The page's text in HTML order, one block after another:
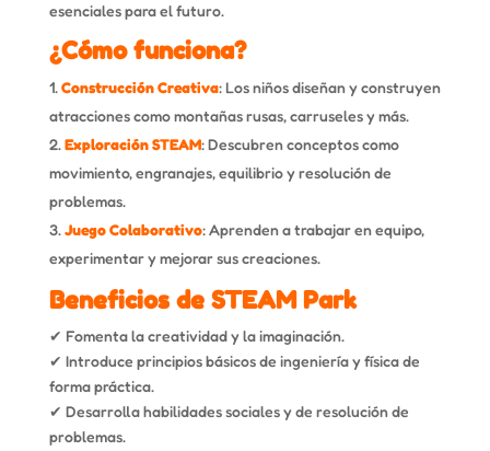
esenciales para el futuro.
¿Cómo funciona?
Construcción Creativa: Los niños diseñan y construyen
atracciones como montañas rusas, carruseles y más.
Exploración STEAM: Descubren conceptos como
movimiento, engranajes, equilibrio y resolución de
problemas.
Juego Colaborativo: Aprenden a trabajar en equipo,
experimentar y mejorar sus creaciones.
Beneficios de STEAM Park
✔ Fomenta la creatividad y la imaginación.
✔ Introduce principios básicos de ingeniería y física de
forma práctica.
✔ Desarrolla habilidades sociales y de resolución de
problemas.